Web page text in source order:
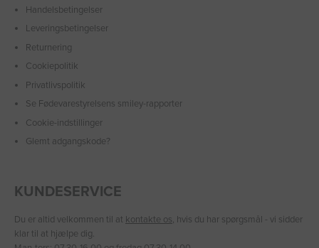
Handelsbetingelser
Leveringsbetingelser
Returnering
Cookiepolitik
Privatlivspolitik
Se Fødevarestyrelsens smiley-rapporter
Cookie-indstillinger
Glemt adgangskode?
KUNDESERVICE
Du er altid velkommen til at kontakte os, hvis du har spørgsmål - vi sidder
klar til at hjælpe dig.